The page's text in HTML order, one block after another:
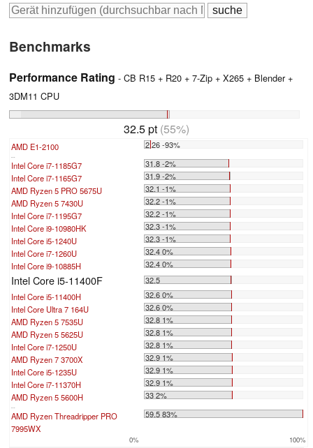
Benchmarks
Performance Rating - CB R15 + R20 + 7-Zip + X265 + Blender +
3DM11 CPU
32.5 pt (55%)
AMD E1-2100 2.26 -93%
...
Intel Core i7-1185G7
31.8 -2%
Intel Core i7-1165G7
31.9 -2%
AMD Ryzen 5 PRO 5675U
32.1 -1%
AMD Ryzen 5 7430U
32.2 -1%
Intel Core i7-1195G7
32.2 -1%
Intel Core i9-10980HK
32.3 -1%
Intel Core i5-1240U
32.3 -1%
Intel Core i7-1260U
32.4 0%
Intel Core i9-10885H
32.4 0%
Intel Core i5-11400F
32.5
Intel Core i5-11400H
32.6 0%
Intel Core Ultra 7 164U
32.6 0%
AMD Ryzen 5 7535U
32.8 1%
AMD Ryzen 5 5625U
32.8 1%
Intel Core i7-1250U
32.8 1%
AMD Ryzen 7 3700X
32.9 1%
Intel Core i5-1235U
32.9 1%
Intel Core i7-11370H
32.9 1%
AMD Ryzen 5 5600H
33 2%
...
AMD Ryzen Threadripper PRO
7995WX
59.5 83%
0% 100%